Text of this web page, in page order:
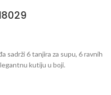
sadrži 6 tanjira za supu, 6 ravnih
kutiju u boji.